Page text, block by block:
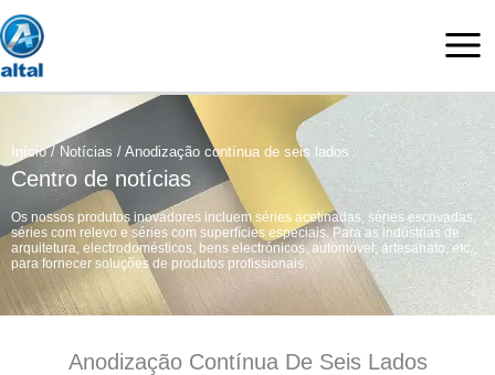
Saltar
para
o
conteúdo
Início/ Notícias / Anodização contínua de seis lados
Centro de notícias
Os nossos produtos inovadores incluem séries acetinadas, séries escovadas,
séries com relevo e séries com superfícies especiais. Para as indústrias de
arquitetura, electrodomésticos, bens electrónicos, automóvel, artesanato, etc.,
para fornecer soluções de produtos profissionais.
Anodização Contínua De Seis Lados